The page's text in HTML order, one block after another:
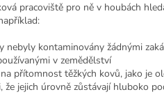
pracoviště pro ně v houbách
nebyly kontaminovány žádnými
v zemědělství
přítomnost těžkých kovů, jako je
že jejich úrovně zůstávají hluboko